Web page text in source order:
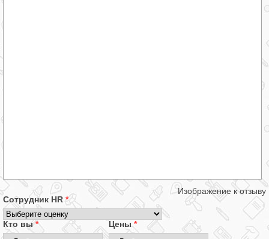
Изображение к отзыву
Сотрудник HR*
Кто вы* Цены *